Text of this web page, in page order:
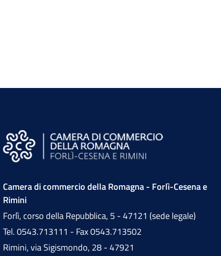
Camera di commercio della Romagna - Forlì-Cesena e
Rimini
Forlì, corso della Repubblica, 5 - 47121 (sede legale)
Tel. 0543.713111 - Fax 0543.713502
Rimini, via Sigismondo, 28 - 47921